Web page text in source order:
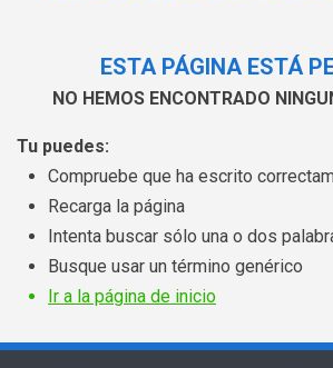
ESTA PÁGINA ESTÁ
NO HEMOS ENCONTRADO
Tu puedes:
Compruebe que ha escrito
Recarga la página
Intenta buscar sólo una o dos
Busque usar un término genérico
Ir a la página de inicio